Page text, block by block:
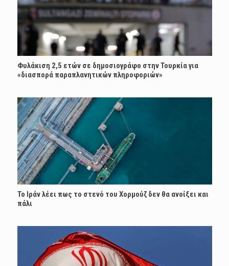
Φυλάκιση 2,5 ετών σε δημοσιογράφο στην Τουρκία για
«διασπορά παραπλανητικών πληροφοριών»
Το Ιράν λέει πως το στενό του Χορμούζ δεν θα ανοίξει και
πάλι